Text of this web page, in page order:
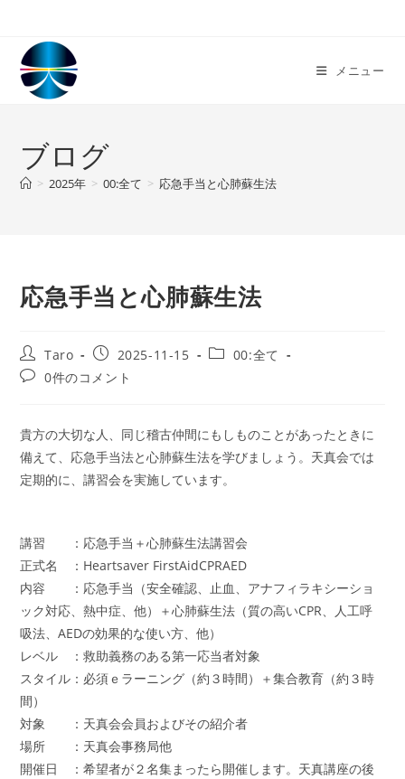
メニュー
ブログ
> 2025年 > 00:全て > 応急手当と心肺蘇生法
応急手当と心肺蘇生法
投
稿
者:
Taro
投
稿
公
2025-11-15
投
リ
ー:
00:全て
投
メ
ン
ト:
0件のコメント
貴方の大切な人、同じ稽古仲間にもしものことがあったときに
備えて、応急手当法と心肺蘇生法を学びましょう。天真会では
定期的に、講習会を実施しています。
講習 ：応急手当＋心肺蘇生法講習会
正式名 ：Heartsaver FirstAidCPRAED
内容 ：応急手当（安全確認、止血、アナフィラキシーショ
ック対応、熱中症、他）＋心肺蘇生法（質の高いCPR、人工呼
吸法、AEDの効果的な使い方、他）
レベル ：救助義務のある第一応当者対象
スタイル：必須ｅラーニング（約３時間）＋集合教育（約３時
間）
対象 ：天真会会員およびその紹介者
場所 ：天真会事務局他
開催日 ：希望者が２名集まったら開催します。天真講座の後